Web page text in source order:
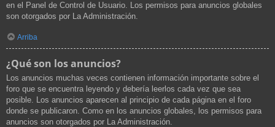
en el Panel de Control de Usuario. Los permisos para anuncios globales
son otorgados por La Administración.
Arriba
¿Qué son los anuncios?
Los anuncios muchas veces contienen información importante sobre el
foro que se encuentra leyendo y debería leerlos cada vez que sea
posible. Los anuncios aparecen al principio de cada página en el foro
donde se publicaron. Como en los anuncios globales, los permisos para
anuncios son otorgados por La Administración.